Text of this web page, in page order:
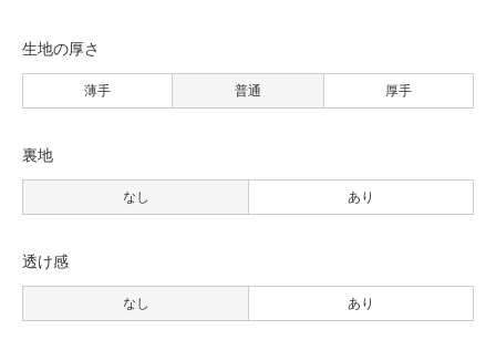
生地の厚さ
薄手 普通 厚手
裏地
なし あり
透け感
なし あり